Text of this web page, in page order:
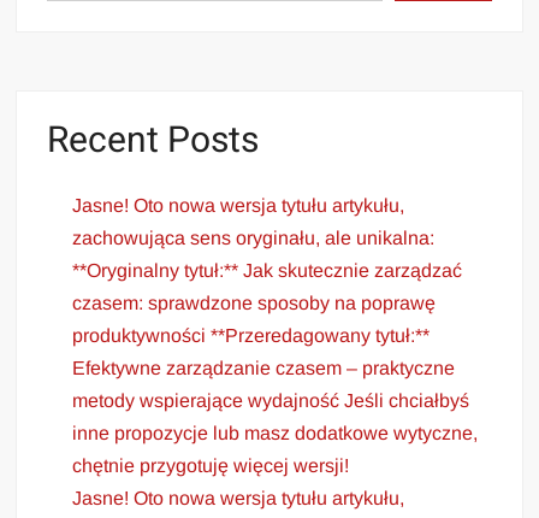
Recent Posts
Jasne! Oto nowa wersja tytułu artykułu,
zachowująca sens oryginału, ale unikalna:
**Oryginalny tytuł:** Jak skutecznie zarządzać
czasem: sprawdzone sposoby na poprawę
produktywności **Przeredagowany tytuł:**
Efektywne zarządzanie czasem – praktyczne
metody wspierające wydajność Jeśli chciałbyś
inne propozycje lub masz dodatkowe wytyczne,
chętnie przygotuję więcej wersji!
Jasne! Oto nowa wersja tytułu artykułu,